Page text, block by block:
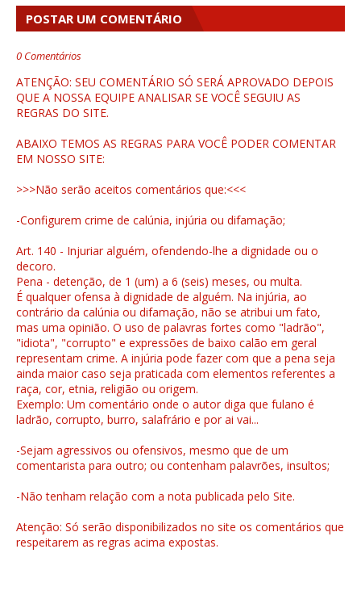
POSTAR UM COMENTÁRIO
0 Comentários
ATENÇÃO: SEU COMENTÁRIO SÓ SERÁ APROVADO DEPOIS
QUE A NOSSA EQUIPE ANALISAR SE VOCÊ SEGUIU AS
REGRAS DO SITE.
ABAIXO TEMOS AS REGRAS PARA VOCÊ PODER COMENTAR
EM NOSSO SITE:
>>>Não serão aceitos comentários que:<<<
-Configurem crime de calúnia, injúria ou difamação;
Art. 140 - Injuriar alguém, ofendendo-lhe a dignidade ou o
decoro.
Pena - detenção, de 1 (um) a 6 (seis) meses, ou multa.
É qualquer ofensa à dignidade de alguém. Na injúria, ao
contrário da calúnia ou difamação, não se atribui um fato,
mas uma opinião. O uso de palavras fortes como "ladrão",
"idiota", "corrupto" e expressões de baixo calão em geral
representam crime. A injúria pode fazer com que a pena seja
ainda maior caso seja praticada com elementos referentes a
raça, cor, etnia, religião ou origem.
Exemplo: Um comentário onde o autor diga que fulano é
ladrão, corrupto, burro, salafrário e por ai vai...
-Sejam agressivos ou ofensivos, mesmo que de um
comentarista para outro; ou contenham palavrões, insultos;
-Não tenham relação com a nota publicada pelo Site.
Atenção: Só serão disponibilizados no site os comentários que
respeitarem as regras acima expostas.